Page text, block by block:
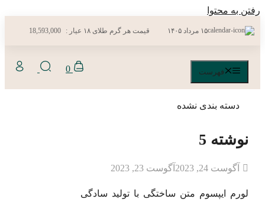
رفتن به محتوا
۱۵ مرداد ۱۴۰۵ قیمت هر گرم طلای ۱۸ عیار : 18,593,000
0 فهرست
دسته بندی نشده
نوشته 5
آگوست 24, 2023 آگوست 23, 2023
لورم ایپسوم متن ساختگی با تولید سادگی